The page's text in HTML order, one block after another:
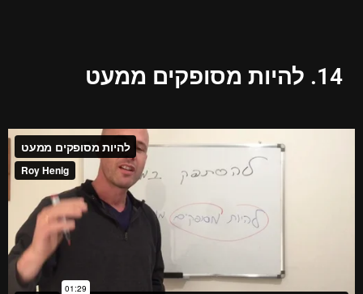
14. להיות מסופקים ממעט